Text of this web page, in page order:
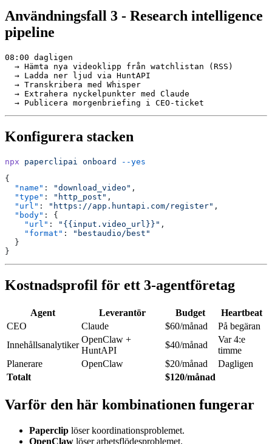
Användningsfall 3 - Research intelligence
pipeline
08:00 dagligen
  → Hämta nya videoklipp från watchlistan (RSS)
  → Ladda ner ljud via HuntAPI
  → Transkribera med Whisper
  → Extrahera nyckelpunkter med Claude
Konfigurera stacken
npx paperclipai onboard
--yes
{
  "name"
: "download_video" ,
  "type"
: "http_post" ,
  "url"
: "https://app.huntapi.com/register" ,
  "body"
: {
    "url"
: "{{input.video_url}}" ,
    "format"
:
"bestaudio/best"
  }
}
Kostnadsprofil för ett 3-agentföretag
Agent Leverantör Budget
Heartbeat
CEO
Claude $60/månad
På begäran
Innehållsanalytiker
OpenClaw +
HuntAPI
$40/månad
Var 4:e
timme
Planerare
OpenClaw $20/månad
Dagligen
Totalt
$120/månad
Varför den här kombinationen fungerar
Paperclip löser koordinationsproblemet.
OpenClaw löser arbetsflödesproblemet.